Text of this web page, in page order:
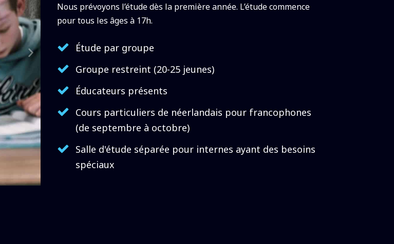
Nous prévoyons l’étude dès la première année. L’étude commence
pour tous les âges à 17h.
Étude par groupe
Groupe restreint (20-25 jeunes)
Éducateurs présents
Cours particuliers de néerlandais pour francophones
(de septembre à octobre)
Salle d'étude séparée pour internes ayant des besoins
spéciaux